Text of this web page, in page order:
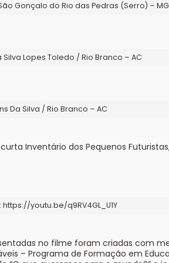
Gonçalo do Rio das Pedras (Serro) – MG
Lopes Toledo / Rio Branco – AC
Da Silva / Rio Branco – AC
Inventário dos Pequenos
https://youtu.be/q9RV4GL_U1Y
no filme foram criadas com
– Programa de Formação em